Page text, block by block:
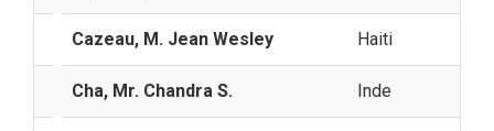
Cazeau, M. Jean Wesley Haiti
Cha, Mr. Chandra S. Inde